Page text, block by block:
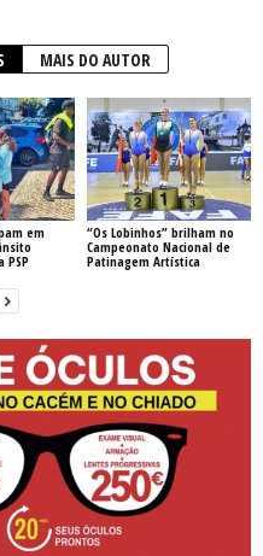
MAIS DO AUTOR
em
PSP
“Os Lobinhos” brilham no
Campeonato Nacional de
Patinagem Artística